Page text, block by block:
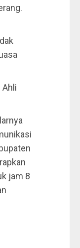
Ahli
jam 8